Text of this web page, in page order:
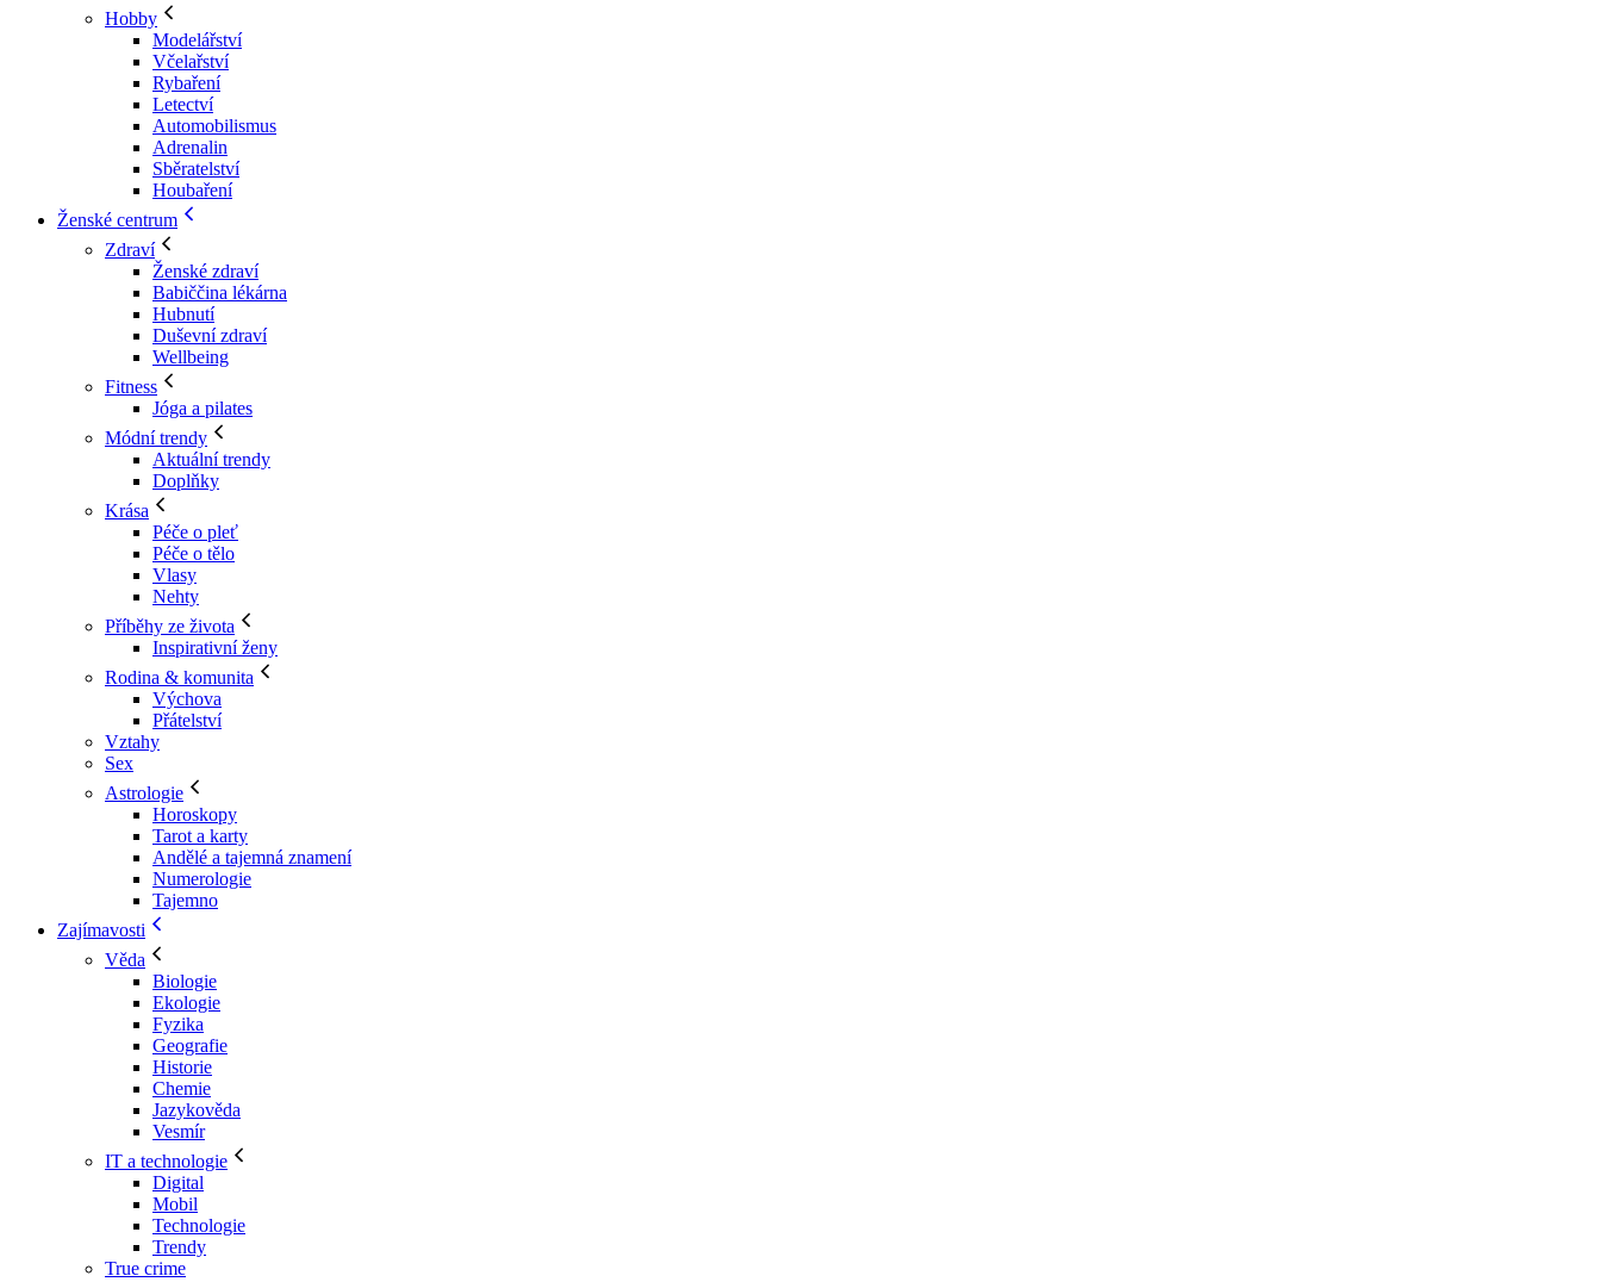
Hobby
Modelářství
Včelařství
Rybaření
Letectví
Automobilismus
Adrenalin
Sběratelství
Houbaření
Ženské centrum
Zdraví
Ženské zdraví
Babiččina lékárna
Hubnutí
Duševní zdraví
Wellbeing
Fitness
Jóga a pilates
Módní trendy
Aktuální trendy
Doplňky
Krása
Péče o pleť
Péče o tělo
Vlasy
Nehty
Příběhy ze života
Inspirativní ženy
Rodina & komunita
Výchova
Přátelství
Vztahy
Sex
Astrologie
Horoskopy
Tarot a karty
Andělé a tajemná znamení
Numerologie
Tajemno
Zajímavosti
Věda
Biologie
Ekologie
Fyzika
Geografie
Historie
Chemie
Jazykověda
Vesmír
IT a technologie
Digital
Mobil
Technologie
Trendy
True crime